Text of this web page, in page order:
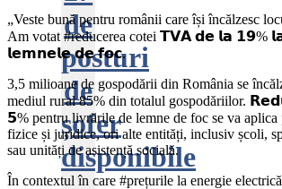
de
posturi
de
șofer
disponibile
„Veste bună pentru românii care își încălzesc
Am votat #reducerea cotei 𝗧𝗩𝗔 𝗱𝗲 𝗹𝗮 𝟭𝟵%
𝗹𝗲𝗺𝗻𝗲𝗹𝗲 𝗱𝗲 𝗳𝗼𝗰.
3,5 milioane de gospodării din România se
mediul rural 85% din totalul gospodăriilor.
𝟱% pentru livrările de lemne de foc se va aplica
fizice și juridice, ori alte entități, inclusiv școli,
sau unități de asistență socială.
În contextul în care #prețurile la energie